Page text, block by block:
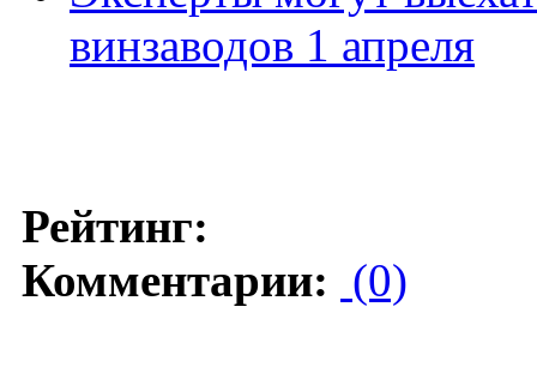
винзаводов 1 апреля
Рейтинг:
Комментарии: (0)